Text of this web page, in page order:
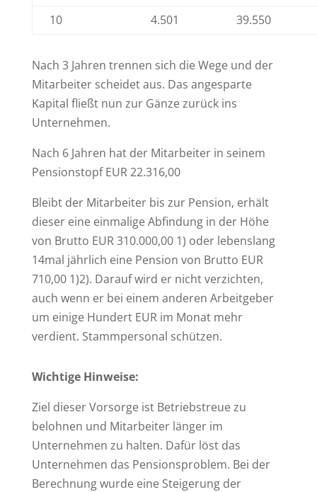
10
4.501 39.550
Nach 3 Jahren trennen sich die Wege und der
Mitarbeiter scheidet aus. Das angesparte
Kapital fließt nun zur Gänze zurück ins
Unternehmen.
Nach 6 Jahren hat der Mitarbeiter in seinem
Pensionstopf EUR 22.316,00
Bleibt der Mitarbeiter bis zur Pension, erhält
dieser eine einmalige Abfindung in der Höhe
von Brutto EUR 310.000,00 1) oder lebenslang
14mal jährlich eine Pension von Brutto EUR
710,00 1)2). Darauf wird er nicht verzichten,
auch wenn er bei einem anderen Arbeitgeber
um einige Hundert EUR im Monat mehr
verdient. Stammpersonal schützen.
Wichtige Hinweise:
Ziel dieser Vorsorge ist Betriebstreue zu
belohnen und Mitarbeiter länger im
Unternehmen zu halten. Dafür löst das
Unternehmen das Pensionsproblem. Bei der
Berechnung wurde eine Steigerung der